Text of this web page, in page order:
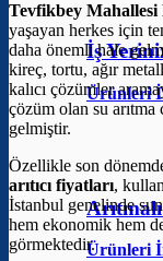
İş
Ürünleri
Ürünleri
Tevfikbey Mahallesi
yaşayan herkes için
daha önemli hale
kireç, tortu, ağır
kalıcı çözümler
çözüm olan su
gelmiştir.
Özellikle son
arıtıcı fiyatları,
İstanbul genelinde
hem ekonomik hem
görmektedir.